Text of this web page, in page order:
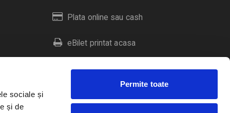
sociale și
și de
Permite toate
Plata online sau cash
eBilet printat acasa
Livrare prin curier